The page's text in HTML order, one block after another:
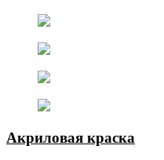
Акриловая краска